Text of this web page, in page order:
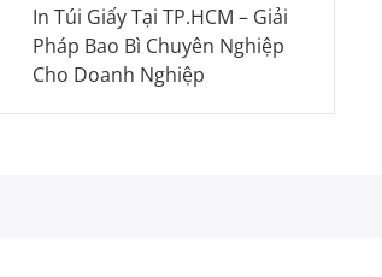
In Túi Giấy Tại TP.HCM – Giải
Pháp Bao Bì Chuyên Nghiệp
Cho Doanh Nghiệp